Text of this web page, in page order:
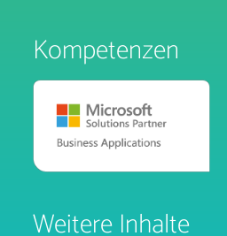
Kompetenzen
Weitere Inhalte